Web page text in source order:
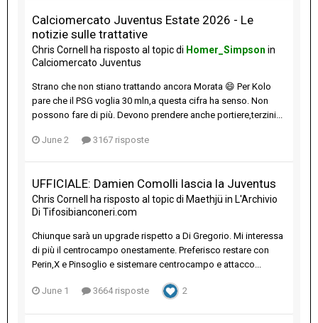
Calciomercato Juventus Estate 2026 - Le
notizie sulle trattative
Chris Cornell ha risposto al topic di Homer_Simpson in
Calciomercato Juventus
Strano che non stiano trattando ancora Morata 😄 Per Kolo
pare che il PSG voglia 30 mln,a questa cifra ha senso. Non
possono fare di più. Devono prendere anche portiere,terzini...
June 2 3167 risposte
UFFICIALE: Damien Comolli lascia la Juventus
Chris Cornell ha risposto al topic di Maethjü in L'Archivio
Di Tifosibianconeri.com
Chiunque sarà un upgrade rispetto a Di Gregorio. Mi interessa
di più il centrocampo onestamente. Preferisco restare con
Perin,X e Pinsoglio e sistemare centrocampo e attacco...
June 1 3664 risposte 2